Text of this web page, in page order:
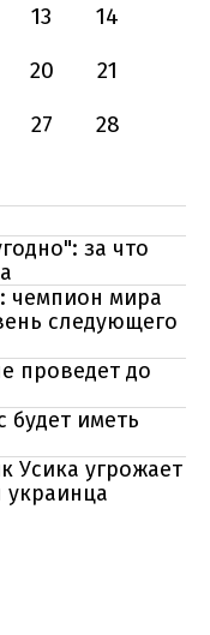
13
14
20
21
27
28
за что
чемпион мира
следующего
проведет до
будет иметь
Усика угрожает
украинца